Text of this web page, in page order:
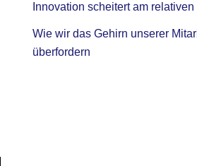
Innovation scheitert am
Wie wir das Gehirn unserer
überfordern